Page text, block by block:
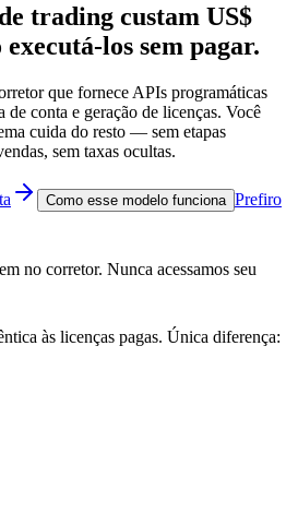
trading custam US$
los sem pagar.
que fornece APIs programáticas
de conta e geração de licenças. Você
cuida do resto — sem etapas
sem taxas ocultas.
Como esse modelo funciona Prefiro
no corretor. Nunca acessamos seu
às licenças pagas. Única diferença: